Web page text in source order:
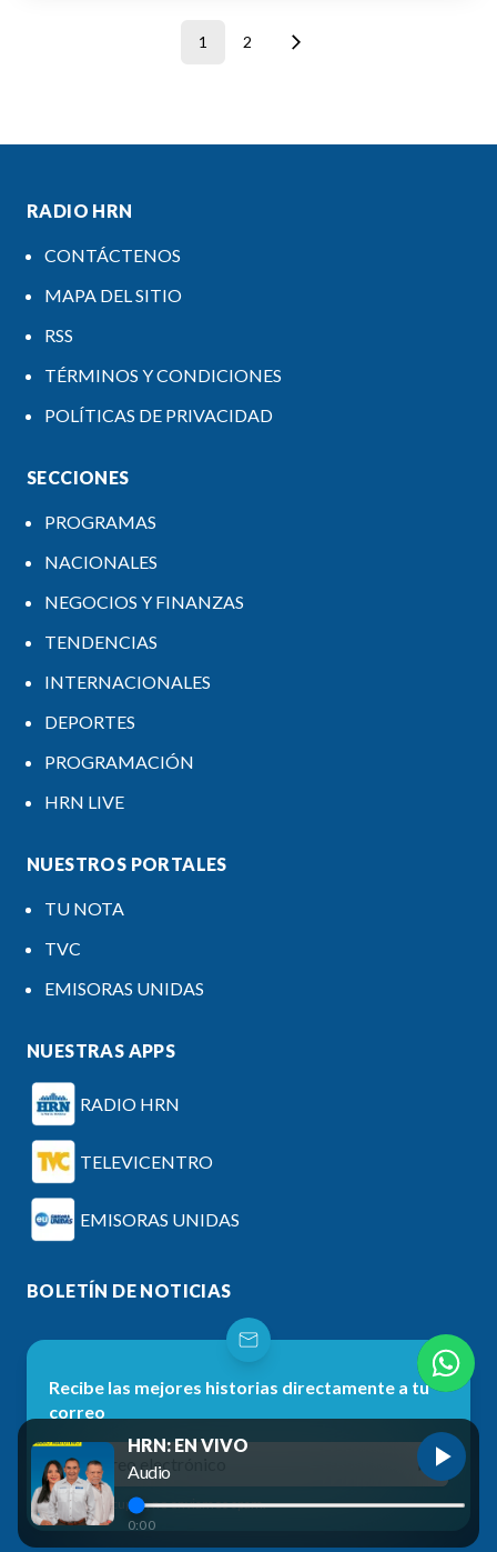
1 2
RADIO HRN
CONTÁCTENOS
MAPA DEL SITIO
RSS
TÉRMINOS Y CONDICIONES
POLÍTICAS DE PRIVACIDAD
SECCIONES
PROGRAMAS
NACIONALES
NEGOCIOS Y FINANZAS
TENDENCIAS
INTERNACIONALES
DEPORTES
PROGRAMACIÓN
HRN LIVE
NUESTROS PORTALES
TU NOTA
TVC
EMISORAS UNIDAS
NUESTRAS APPS
RADIO HRN
TELEVICENTRO
EMISORAS UNIDAS
BOLETÍN DE NOTICIAS
Recibe las mejores historias directamente a tu
correo
No te preocupes, no enviamos spam.
HRN: EN VIVO
Audio
0:00